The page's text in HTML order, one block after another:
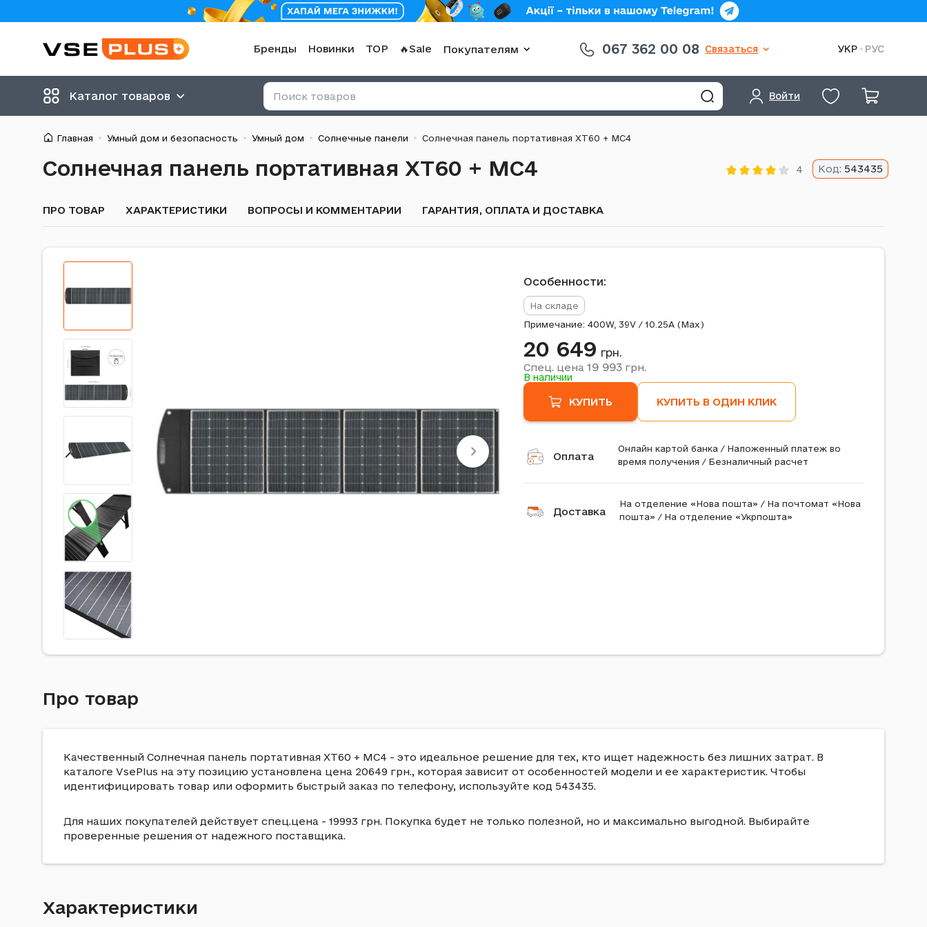
Бренды Новинки TOP 🔥Sale Покупателям 067 362 00 08 Связаться УКР РУС
Войти
Главная Умный дом и безопасность Умный дом Солнечные панели Солнечная панель портативная XT60 + MC4
Солнечная панель портативная XT60 + MC4 4 Код: 543435
ПРО ТОВАР ХАРАКТЕРИСТИКИ ВОПРОСЫ И КОММЕНТАРИИ ГАРАНТИЯ, ОПЛАТА И ДОСТАВКА
Особенности:
На складе
Примечание: 400W, 39V / 10.25A (Max)
20 649 грн.
Спец. цена 19 993 грн.
В наличии
КУПИТЬ КУПИТЬ В ОДИН КЛИК
Оплата
Онлайн картой банка / Наложенный платеж во
время получения / Безналичный расчет
Доставка
На отделение «Нова пошта» / На почтомат «Нова
пошта» / На отделение «Укрпошта»
Про товар
Качественный Солнечная панель портативная XT60 + MC4 - это идеальное решение для тех, кто ищет надежность без лишних затрат. В
каталоге VsePlus на эту позицию установлена цена 20649 грн., которая зависит от особенностей модели и ее характеристик. Чтобы
идентифицировать товар или оформить быстрый заказ по телефону, используйте код 543435.
Для наших покупателей действует спец.цена - 19993 грн. Покупка будет не только полезной, но и максимально выгодной. Выбирайте
проверенные решения от надежного поставщика.
Характеристики
Каталог товаров